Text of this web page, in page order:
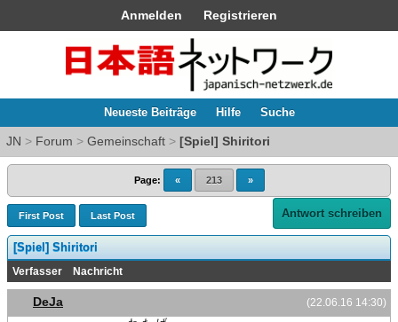
Anmelden Registrieren
Neueste Beiträge Hilfe Suche
JN > Forum > Gemeinschaft > [Spiel] Shiritori
Page: « 213 »
First Post Last Post Antwort schreiben
[Spiel] Shiritori
Verfasser Nachricht
(22.06.16 14:30)
DeJa